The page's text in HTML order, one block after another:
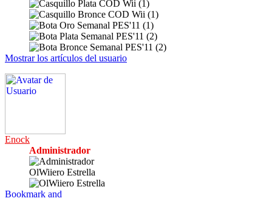
Mostrar los artículos del usuario
Enock
Administrador
OlWiiero Estrella